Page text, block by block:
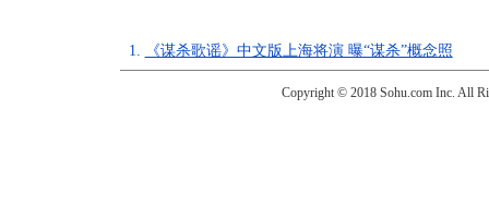
1. 《谋杀歌谣》中文版上海将演 曝“谋杀”概念照
Copyright © 2018 Sohu.com Inc. All